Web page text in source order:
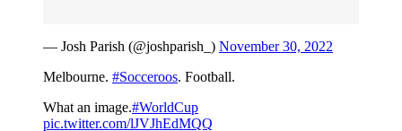
— Josh Parish (@joshparish_) November 30, 2022
Melbourne. #Socceroos. Football.
What an image.#WorldCup
pic.twitter.com/lJVJhEdMQQ